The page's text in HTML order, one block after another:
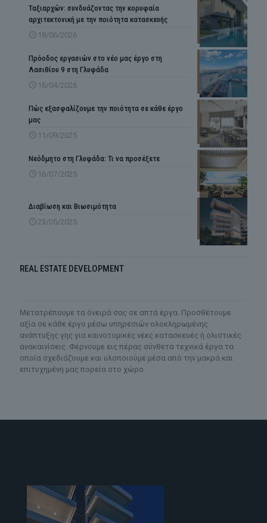
Ταξιαρχών: συνδυάζοντας την κορυφαία
αρχιτεκτονική με την ποιότητα κατασκευής
18/06/2026
Πρόοδος εργασιών στο νέο μας έργο στη
Λασιθίου 9 στη Γλυφάδα
16/04/2026
Πώς εξασφαλίζουμε την ποιότητα σε κάθε έργο
μας
11/09/2025
Νεόδμητο στη Γλυφάδα: Τι να προσέξετε
16/07/2025
Διαβίωση και Βιωσιμότητα
23/05/2025
REAL ESTATE DEVELOPMENT
Mετατρέπουμε τα όνειρά σας σε απτά έργα. Προσθέτουμε
αξία σε κάθε έργο μέσω υπηρεσιών ολοκληρωμένης
ανάπτυξης γης για καινοτομικές νέες κατασκευές ή ολιστικές
ανακαινίσεις. Φέρνουμε εις πέρας σύνθετα τεχνικά έργα τα
οποία σχεδιάζουμε και υλοποιούμε μέσα από την μακρά και
επιτυχημένη μας πορεία στο χώρο.